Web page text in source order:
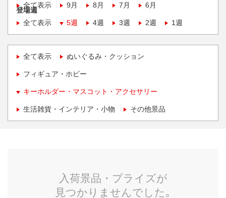
全て表示
9月 8月 7月 6月
登場週
全て表示
5週 4週 3週 2週 1週
全て表示 ぬいぐるみ・クッション
フィギュア・ホビー
キーホルダー・マスコット・アクセサリー
生活雑貨・インテリア・小物 その他景品